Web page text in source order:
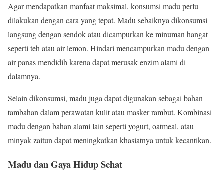
Agar mendapatkan manfaat maksimal, konsumsi madu perlu
dilakukan dengan cara yang tepat. Madu sebaiknya dikonsumsi
langsung dengan sendok atau dicampurkan ke minuman hangat
seperti teh atau air lemon. Hindari mencampurkan madu dengan
air panas mendidih karena dapat merusak enzim alami di
dalamnya.
Selain dikonsumsi, madu juga dapat digunakan sebagai bahan
tambahan dalam perawatan kulit atau masker rambut. Kombinasi
madu dengan bahan alami lain seperti yogurt, oatmeal, atau
minyak zaitun dapat meningkatkan khasiatnya untuk kecantikan.
Madu dan Gaya Hidup Sehat